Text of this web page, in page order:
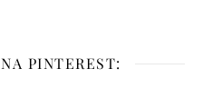
PINTEREST: